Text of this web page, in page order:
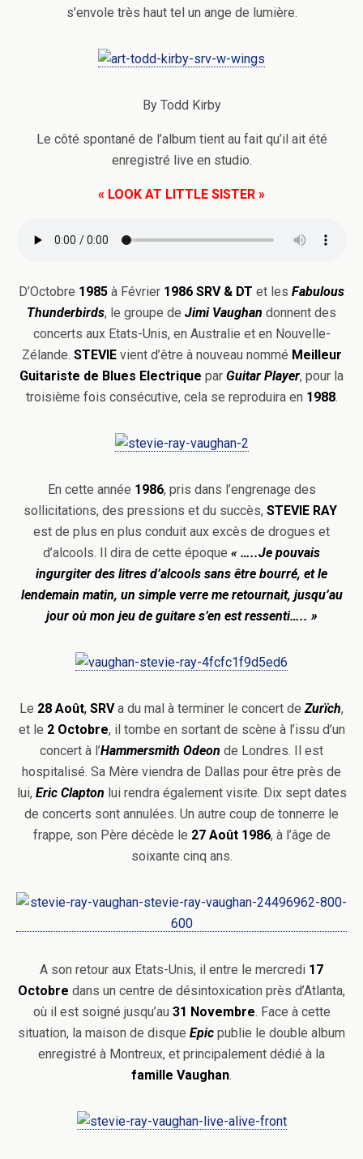
s’envole très haut tel un ange de lumière.
By Todd Kirby
Le côté spontané de l’album tient au fait qu’il ait été
enregistré live en studio.
« LOOK AT LITTLE SISTER »
D’Octobre 1985 à Février 1986 SRV & DT et les Fabulous
Thunderbirds, le groupe de Jimi Vaughan donnent des
concerts aux Etats-Unis, en Australie et en Nouvelle-
Zélande. STEVIEvient d’être à nouveau nommé Meilleur
Guitariste de Blues Electrique par Guitar Player, pour la
troisième fois consécutive, cela se reproduira en 1988.
En cette année 1986, pris dans l’engrenage des
sollicitations, des pressions et du succès, STEVIE RAY
est de plus en plus conduit aux excès de drogues et
d’alcools. Il dira de cette époque « …..Je pouvais
ingurgiter des litres d’alcools sans être bourré, et le
lendemain matin, un simple verre me retournait, jusqu’au
jour où mon jeu de guitare s’en est ressenti….. »
Le 28 Août, SRVa du mal à terminer le concert de Zurïch,
et le 2 Octobre, il tombe en sortant de scène à l’issu d’un
concert à l’Hammersmith Odeon de Londres. Il est
hospitalisé. Sa Mère viendra de Dallas pour être près de
lui, Eric Clapton lui rendra également visite. Dix sept dates
de concerts sont annulées. Un autre coup de tonnerre le
frappe, son Père décède le 27 Août 1986, à l’âge de
soixante cinq ans.
A son retour aux Etats-Unis, il entre le mercredi 17
Octobre dans un centre de désintoxication près d’Atlanta,
où il est soigné jusqu’au 31 Novembre. Face à cette
situation, la maison de disque Epic publie le double album
enregistré à Montreux, et principalement dédié à la
famille Vaughan.